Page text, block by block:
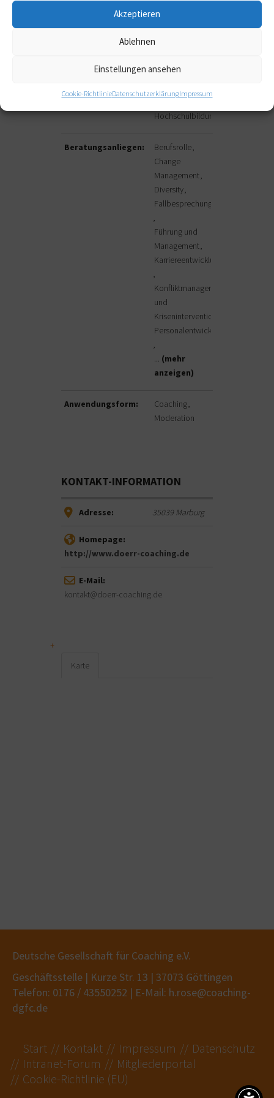
Akzeptieren
Ablehnen
Einstellungen ansehen
Cookie-RichtlinieDatenschutzerklärungImpressum
Branchen:
Außerschulische
Bildung
Erwachsenenbildung
Arbeit
Hochschulbildung
Beratungsanliegen:
Berufsrolle
Change
Management
Diversity
Fallbesprechung
Führung und
Management
Karriereentwicklung
Konfliktmanagement
und
Krisenintervention
Personalentwicklung
... (mehr
anzeigen)
Anwendungsform:
Coaching
Moderation
KONTAKT-INFORMATION
Adresse: 35039Marburg
Homepage:
http://www.doerr-coaching.de
E-Mail:
kontakt@doerr-coaching.de
Karte
Deutsche Gesellschaft für Coaching e.V.
Geschäftsstelle | Kurze Str. 13 | 37073 Göttingen
Telefon: 0176 / 43550252 | E-Mail: h.rose@coaching-
dgfc.de
Start Kontakt Impressum
Datenschutz
Intranet-Forum
Mitgliederportal
Cookie-Richtlinie (EU)